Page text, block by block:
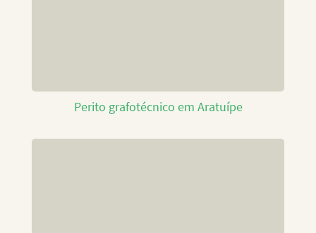
Perito grafotécnico em Aratuípe